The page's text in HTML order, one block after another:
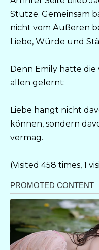
Stütze. Gemeinsam
nicht vom Äußeren
Liebe, Würde und
Denn Emily hatte
allen gelernt:
Liebe hängt nicht
können, sondern
vermag.
(Visited 458 times, 1